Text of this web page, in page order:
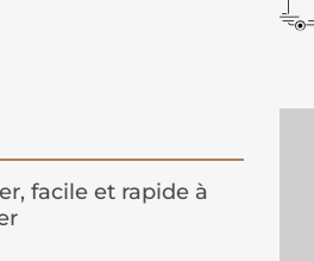
facile et rapide à